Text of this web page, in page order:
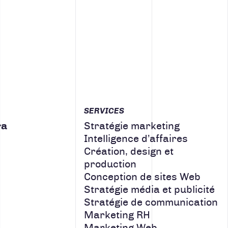
CONCEPTION DE SITES WEB
CRÉATION, DESIGN ET
PRODUCTION
STRATÉGIE DE COMMUNICATION
SERVICES
Stratégie marketing
Intelligence d’affaires
Création, design et
production
Conception de sites Web
Stratégie média et publicité
Stratégie de communication
Marketing RH